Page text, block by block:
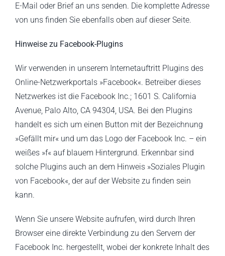
E-Mail oder Brief an uns senden. Die komplette Adresse
von uns finden Sie ebenfalls oben auf dieser Seite.
Hinweise zu Facebook-Plugins
Wir verwenden in unserem Internetauftritt Plugins des
Online-Netzwerkportals »Facebook«. Betreiber dieses
Netzwerkes ist die Facebook Inc.; 1601 S. California
Avenue, Palo Alto, CA 94304, USA. Bei den Plugins
handelt es sich um einen Button mit der Bezeichnung
»Gefällt mir« und um das Logo der Facebook Inc. – ein
weißes »f« auf blauem Hintergrund. Erkennbar sind
solche Plugins auch an dem Hinweis »Soziales Plugin
von Facebook«, der auf der Website zu finden sein
kann.
Wenn Sie unsere Website aufrufen, wird durch Ihren
Browser eine direkte Verbindung zu den Servern der
Facebook Inc. hergestellt, wobei der konkrete Inhalt des